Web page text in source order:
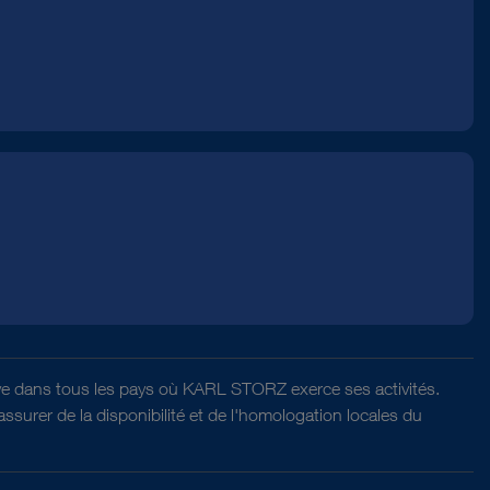
tous les pays où KARL STORZ exerce ses activités.
de la disponibilité et de l'homologation locales du